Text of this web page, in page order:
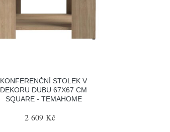
KONFERENČNÍ STOLEK V
DEKORU DUBU 67X67 CM
SQUARE - TEMAHOME
2 609 Kč